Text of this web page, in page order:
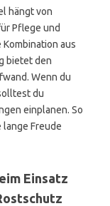
hängt von
Pflege und
aus
bietet den
Wenn du
du
einplanen. So
Freude
Einsatz